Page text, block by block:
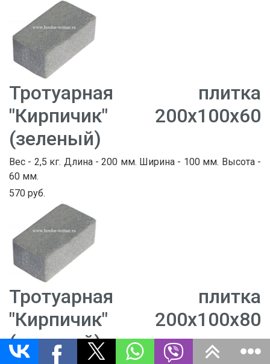
Тротуарная плитка
"Кирпичик" 200х100х60
(зеленый)
Вес - 2,5 кг. Длина - 200 мм. Ширина - 100 мм. Высота -
60 мм.
570 руб.
Тротуарная плитка
"Кирпичик" 200х100х80
(зеленый)